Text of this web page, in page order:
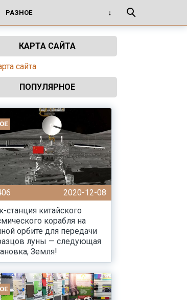
РАЗНОЕ
КАРТА САЙТА
сайта
ПОПУЛЯРНОЕ
2020-12-08
станция китайского
корабля на
орбите для передачи
луны — следующая
Земля!